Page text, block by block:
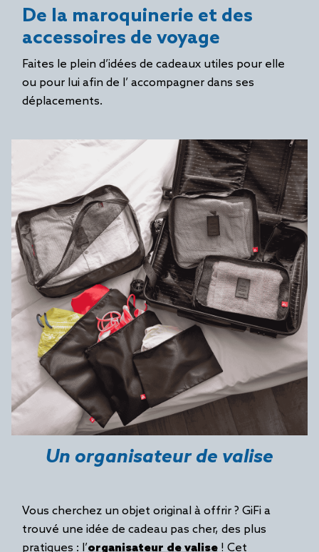
De la maroquinerie et des
accessoires de voyage
Faites le plein d’idées de cadeaux utiles pour elle
ou pour lui afin de l’ accompagner dans ses
déplacements.
Un organisateur de valise
Vous cherchez un objet original à offrir ? GiFi a
trouvé une idée de cadeau pas cher, des plus
pratiques : l’organisateur de valise ! Cet